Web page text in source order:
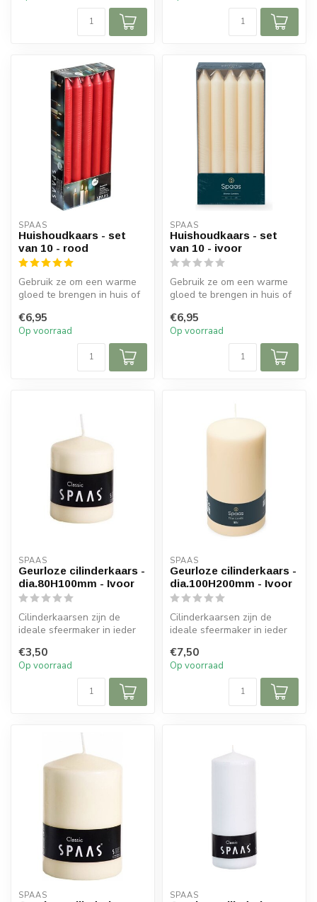
SPAAS
Huishoudkaars - set
van 10 - rood
Gebruik ze om een warme
gloed te brengen in huis of
€6,95
Op voorraad
SPAAS
Huishoudkaars - set
van 10 - ivoor
Gebruik ze om een warme
gloed te brengen in huis of
€6,95
Op voorraad
SPAAS
Geurloze cilinderkaars -
dia.80H100mm - Ivoor
Cilinderkaarsen zijn de
ideale sfeermaker in ieder
bran...
€3,50
Op voorraad
SPAAS
Geurloze cilinderkaars -
dia.100H200mm - Ivoor
Cilinderkaarsen zijn de
ideale sfeermaker in ieder
bran...
€7,50
Op voorraad
SPAAS SPAAS